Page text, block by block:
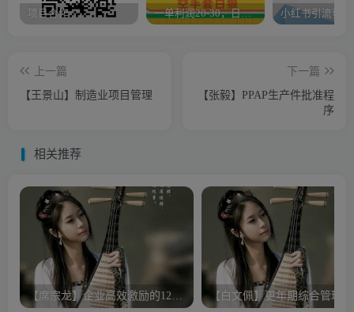
项目合作 一单利润20-30，日入四位数，空手套白狼，只要做就能赚，简单无套路
上一篇
【王景山】制造业项目管理
下一篇
【张毅】PPAP生产件批准程
序
相关推荐
【白文佩】更年期综合管理